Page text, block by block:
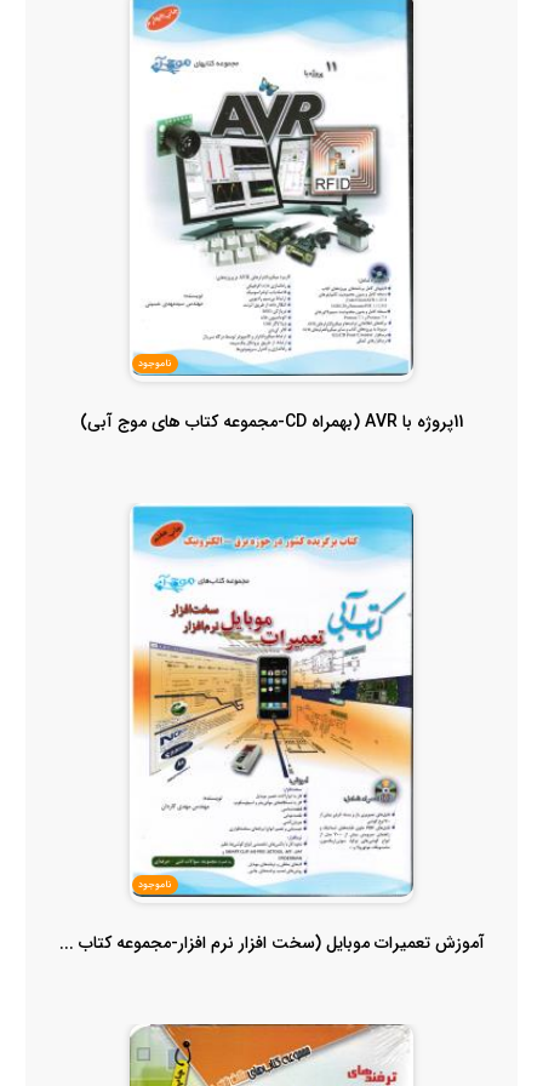
ناموجود
11پروژه با AVR (بهمراه CD-مجموعه کتاب های موج آبی)
ناموجود
آموزش تعمیرات موبایل (سخت افزار نرم افزار-مجموعه کتاب ...